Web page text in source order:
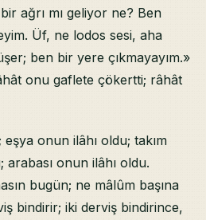
ağrı mı geliyor ne? Ben
Üf, ne lodos sesi, aha
ben bir yere çıkmayayım.»
onu gaflete çökertti; râhât
onun ilâhı oldu; takım
arabası onun ilâhı oldu.
bugün; ne mâlûm başına
bindirir; iki derviş bindirince,